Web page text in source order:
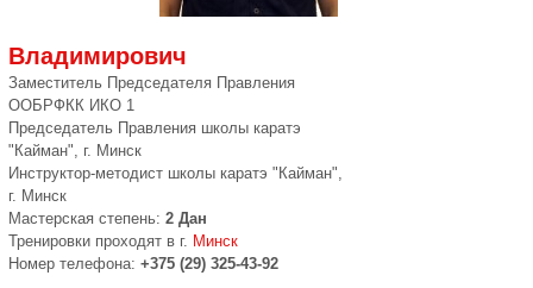
Владимирович
Заместитель Председателя Правления
ООБРФКК ИКО 1
Председатель Правления школы каратэ
"Кайман", г. Минск
Инструктор-методист школы каратэ "Кайман",
г. Минск
Мастерская степень:2 Дан
Тренировки проходят в г. Минск
Номер телефона:+375 (29) 325-43-92